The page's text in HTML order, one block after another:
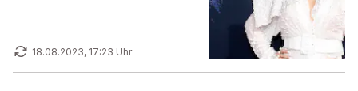
18.08.2023, 17:23 Uhr